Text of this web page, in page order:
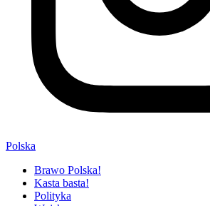
Polska
Brawo Polska!
Kasta basta!
Polityka